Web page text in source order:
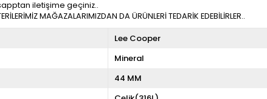
iletişime geçiniz..
MAĞAZALARIMIZDAN DA ÜRÜNLERİ TEDARİK EDEBİLİRLER..
Lee Cooper
Mineral
44 MM